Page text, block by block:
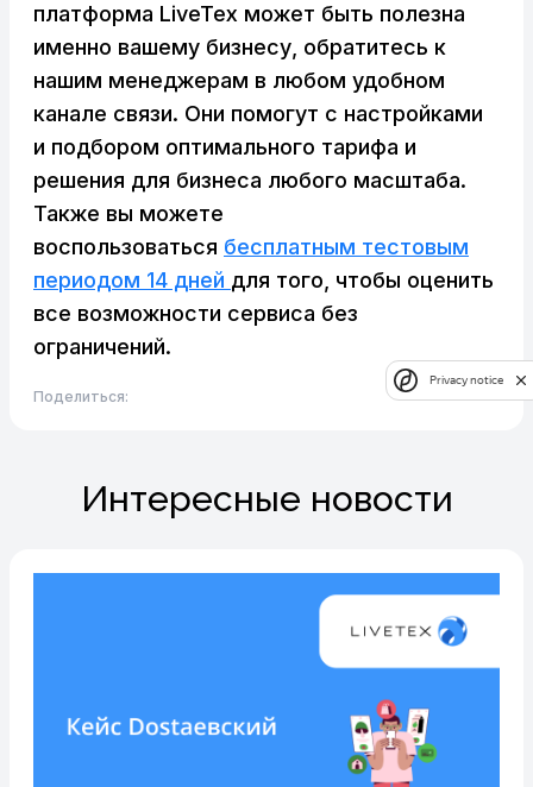
платформа LiveTex может быть полезна
именно вашему бизнесу, обратитесь к
нашим менеджерам в любом удобном
канале связи. Они помогут с настройками
и подбором оптимального тарифа и
решения для бизнеса любого масштаба.
Также вы можете
воспользоваться бесплатным тестовым
периодом 14 дней для того, чтобы оценить
все возможности сервиса без
ограничений.
Поделиться:
Интересные новости
Privacy notice